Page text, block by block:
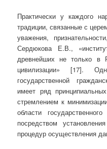
Практически у каждого
традиции, связанные с
уважения,
Сердюкова Е.В.,
древнейших не только в
цивилизации» [17].
государственной
имеет ряд
стремлением к
области
посредством
процедур осуществления